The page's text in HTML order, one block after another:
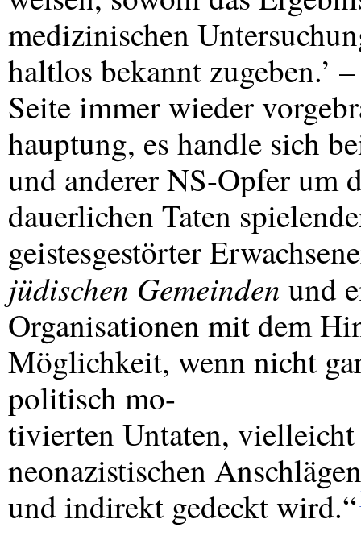
medizinischen
haltlos bekannt zugeben.’
Seite immer wieder
hauptung, es handle sich
und anderer NS-Opfer um
dauerlichen Taten
geistesgestörter
jüdischen Gemeinden und
Organisationen mit dem
Möglichkeit, wenn nicht
politisch mo-
tivierten Untaten,
neonazistischen
und indirekt gedeckt wird.“